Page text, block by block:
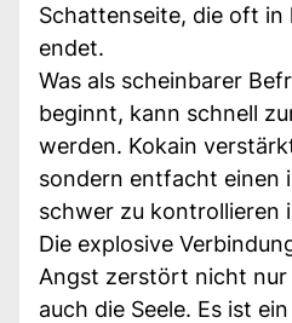
Schattenseite, die oft in
endet.
Was als scheinbarer
beginnt, kann schnell
werden. Kokain
sondern entfacht einen
schwer zu kontrollieren
Die explosive
Angst zerstört nicht nur
auch die Seele. Es ist